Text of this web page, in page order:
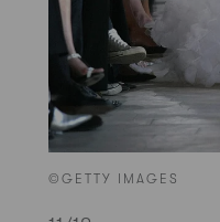
©GETTY IMAGES